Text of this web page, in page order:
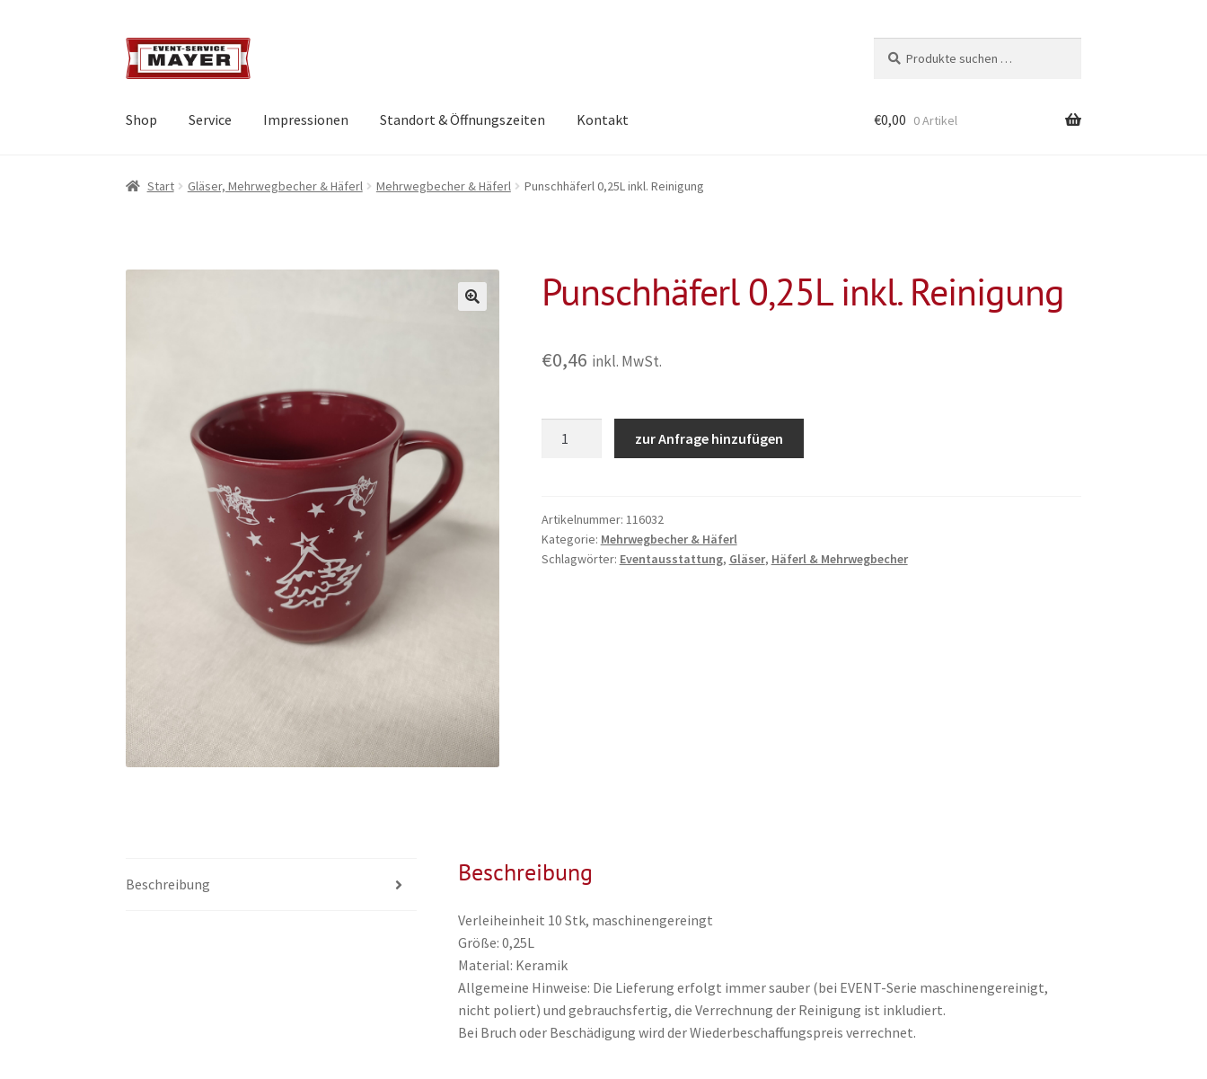
nach:
Shop Service Impressionen Standort & Öffnungszeiten Kontakt €0,00 0 Artikel
Start Gläser, Mehrwegbecher & Häferl Mehrwegbecher & Häferl Punschhäferl 0,25L inkl. Reinigung
Punschhäferl 0,25L inkl. Reinigung
€0,46 inkl. MwSt.
Menge
zur Anfrage hinzufügen
Artikelnummer: 116032
Kategorie: Mehrwegbecher & Häferl
Schlagwörter: Eventausstattung, Gläser, Häferl & Mehrwegbecher
Beschreibung Beschreibung
Verleiheinheit 10 Stk, maschinengereingt
Größe: 0,25L
Material: Keramik
Allgemeine Hinweise: Die Lieferung erfolgt immer sauber (bei EVENT-Serie maschinengereinigt,
nicht poliert) und gebrauchsfertig, die Verrechnung der Reinigung ist inkludiert.
Bei Bruch oder Beschädigung wird der Wiederbeschaffungspreis verrechnet.